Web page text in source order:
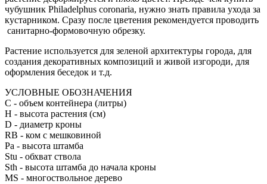
чубушник Philadelphus coronaria, нужно знать правила ухода за
кустарником. Сразу после цветения рекомендуется проводить
санитарно-формовочную обрезку.
Растение используется для зеленой архитектуры города, для
создания декоративных композиций и живой изгороди, для
оформления беседок и т.д.
УСЛОВНЫЕ ОБОЗНАЧЕНИЯ
С - объем контейнера (литры)
H - высота растения (см)
D - диаметр кроны
RB - ком с мешковиной
Pa - высота штамба
Stu - обхват ствола
Sth - высота штамба до начала кроны
MS - многоствольное дерево